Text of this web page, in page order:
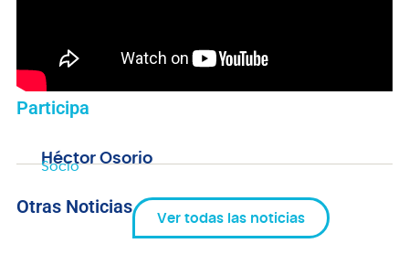
Participa
Héctor Osorio
Socio
Otras Noticias
Ver todas las noticias